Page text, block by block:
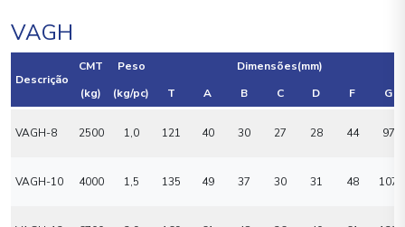
VAGH
Descrição
CMT Peso
Dimensões(mm)
(kg)
(kg/pc) T A B C D F G
VAGH-8 2500 1,0 121 40 30 27 28 44 97
VAGH-10 4000 1,5 135 49 37 30 31 48 107